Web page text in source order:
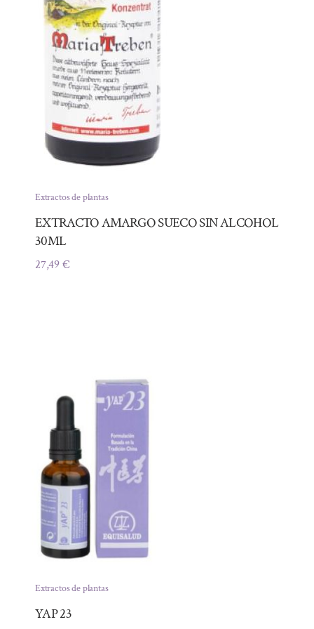
Extractos de plantas
EXTRACTO AMARGO SUECO SIN ALCOHOL
30ML
27,49€
Extractos de plantas
YAP 23